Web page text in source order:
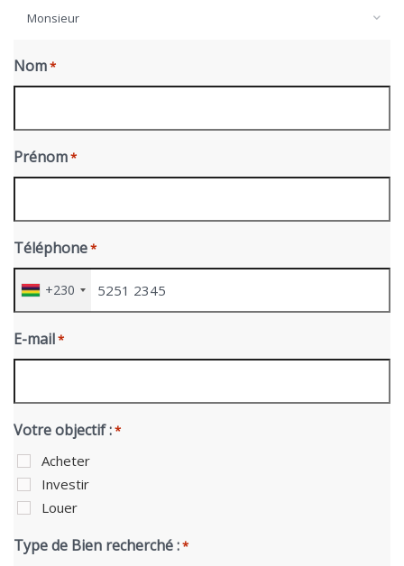
Monsieur
Nom*
Prénom*
Téléphone*
+230
E-mail*
Votre objectif :*
Acheter
Investir
Louer
Type de Bien recherché :*